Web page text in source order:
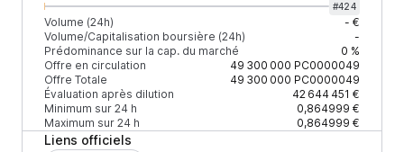
#424
Volume (24h)
- €
Volume/Capitalisation boursière (24h)
-
Prédominance sur la cap. du marché
0 %
Offre en circulation
49 300 000 PC0000049
Offre Totale
49 300 000 PC0000049
Évaluation après dilution
42 644 451 €
Minimum sur 24 h
0,864999 €
Maximum sur 24 h
0,864999 €
Liens officiels